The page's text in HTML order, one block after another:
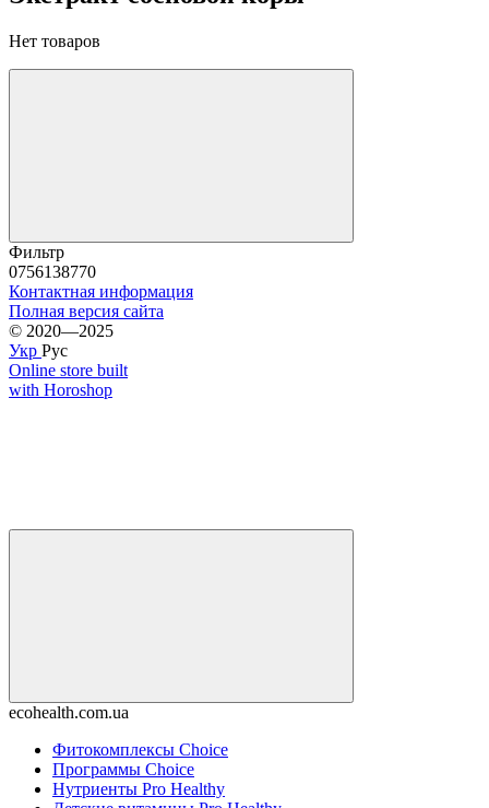
Нет товаров
Фильтр
0756138770
Контактная информация
Полная версия сайта
© 2020—2025
Укр Рус
Online store built
with Horoshop
ecohealth.com.ua
Фитокомплексы Choice
Программы Choice
Нутриенты Pro Healthy